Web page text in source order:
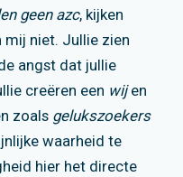
geen azc, kijken
mij niet. Jullie zien
angst dat jullie
creëren een wijen
zoals gelukszoekers
waarheid te
hier het directe